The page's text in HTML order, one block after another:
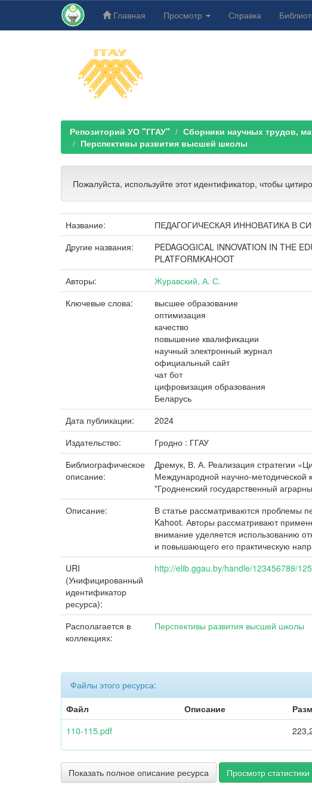
Главная Просмотр Справка
Репозиторий УО "ГГАУ" Сборники научных трудов,
Перспективы развития высшей школы
Пожалуйста, используйте этот идентификатор, чтобы
Название:
ПЕДАГОГИЧЕСКАЯ ИННОВАТИКА В
Другие названия:
PEDAGOGICAL INNOVATION IN THE
PLATFORMKAHOOT
Авторы:
Журавский, А. С.
Ключевые слова:
высшее образование
оптимизация
качество
повышение квалификации
научный электронный журнал
официальный сайт
чат бот
цифровизация образования
Беларусь
Дата публикации:
2024
Издательство:
Гродно : ГГАУ
Библиографическое
описание:
Дремук, В. А. Реализация стратегии
Международной научно-методической
"Гродненский государственный
Описание:
В статье рассматриваются проблемы
Kahoot. Авторы рассматривают
внимание уделяется использованию
и повышающего его практическую
URI
(Унифицированный
идентификатор
ресурса):
http://elib.ggau.by/handle/123456789/
Располагается в
коллекциях:
Перспективы развития высшей школы
Файлы этого ресурса:
Файл
Описание
110-115.pdf
Показать полное описание ресурса Просмотр статистики